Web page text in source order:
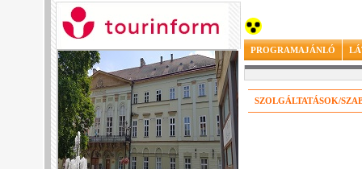
PROGRAMAJÁNLÓ
SZOLGÁLTATÁSOK/